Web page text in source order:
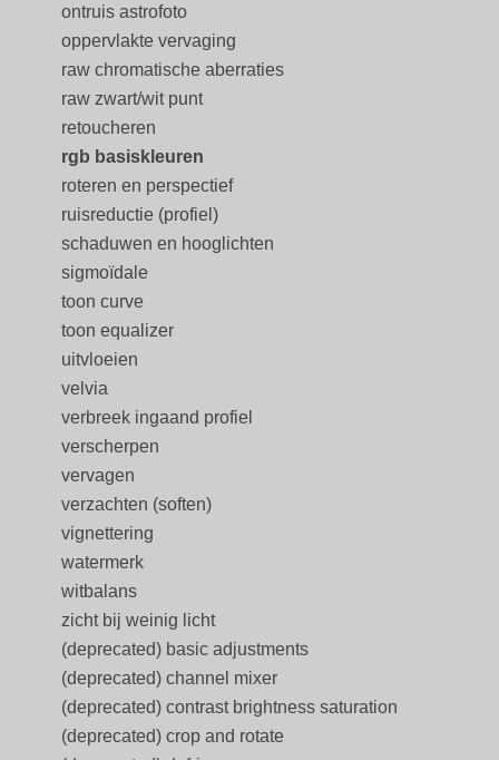
ontruis astrofoto
oppervlakte vervaging
raw chromatische aberraties
raw zwart/wit punt
retoucheren
rgb basiskleuren
roteren en perspectief
ruisreductie (profiel)
schaduwen en hooglichten
sigmoïdale
toon curve
toon equalizer
uitvloeien
velvia
verbreek ingaand profiel
verscherpen
vervagen
verzachten (soften)
vignettering
watermerk
witbalans
zicht bij weinig licht
(deprecated) basic adjustments
(deprecated) channel mixer
(deprecated) contrast brightness saturation
(deprecated) crop and rotate